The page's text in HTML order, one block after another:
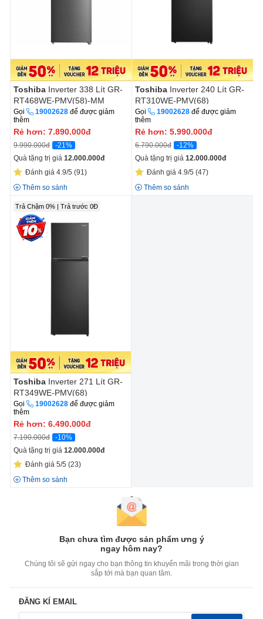
Toshiba Inverter 338 Lít GR-
RT468WE-PMV(58)-MM
Gọi 19002628
thêm
Rẻ hơn: 7.890.000đ
9.990.000đ
-21%
Quà tặng trị giá 12.000.000đ
Đánh giá 4.9/5 (91)
Thêm so sánh
Toshiba Inverter 240 Lít GR-
RT310WE-PMV(68)
Gọi 19002628
thêm
Rẻ hơn: 5.990.000đ
6.790.000đ
-12%
Quà tặng trị giá 12.000.000đ
Đánh giá 4.9/5 (47)
Thêm so sánh
Trả Chậm 0% | Trả trước 0Đ
Toshiba Inverter 271 Lít GR-
RT349WE-PMV(68)
Gọi 19002628
thêm
Rẻ hơn: 6.490.000đ
7.190.000đ
-10%
Quà tặng trị giá 12.000.000đ
Đánh giá 5/5 (23)
Thêm so sánh
Bạn chưa tìm được sản phẩm ưng ý
ngay hôm nay?
Chúng tôi sẽ gửi ngay cho bạn thông tin khuyến mãi trong thời gian
sắp tới mà bạn quan tâm.
ĐĂNG KÍ EMAIL